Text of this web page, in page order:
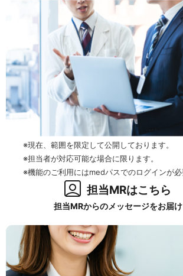
※現在、範囲を限定して公開しております。
※担当者が対応可能な場合に限ります。
※機能のご利用にはmedパスでのログインが必
担当MRはこちら
担当MRからのメッセージをお届け